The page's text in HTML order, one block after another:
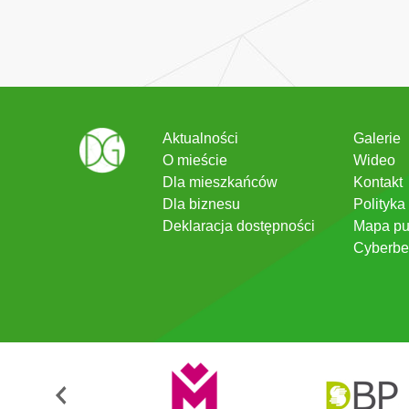
Aktualności
O mieście
Dla mieszkańców
Dla biznesu
Deklaracja dostępności
Galerie
Wideo
Kontakt
Mapa